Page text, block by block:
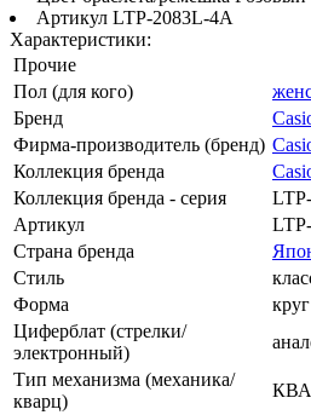
Артикул LTP-2083L-4A
Характеристики:
Прочие
Пол (для кого)
Бренд
Фирма-производитель (бренд)
Коллекция бренда
Коллекция бренда - серия
Артикул
Страна бренда
Стиль
Форма
круг
Циферблат (стрелки/
электронный)
Тип механизма (механика/
кварц)